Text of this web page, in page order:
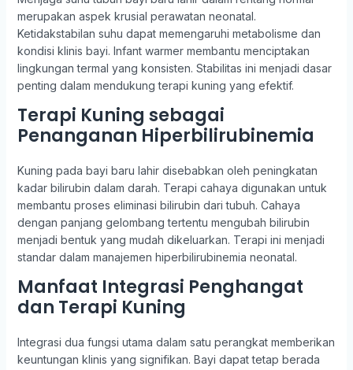
merupakan aspek krusial perawatan neonatal.
Ketidakstabilan suhu dapat memengaruhi metabolisme dan
kondisi klinis bayi. Infant warmer membantu menciptakan
lingkungan termal yang konsisten. Stabilitas ini menjadi dasar
penting dalam mendukung terapi kuning yang efektif.
Terapi Kuning sebagai
Penanganan Hiperbilirubinemia
Kuning pada bayi baru lahir disebabkan oleh peningkatan
kadar bilirubin dalam darah. Terapi cahaya digunakan untuk
membantu proses eliminasi bilirubin dari tubuh. Cahaya
dengan panjang gelombang tertentu mengubah bilirubin
menjadi bentuk yang mudah dikeluarkan. Terapi ini menjadi
standar dalam manajemen hiperbilirubinemia neonatal.
Manfaat Integrasi Penghangat
dan Terapi Kuning
Integrasi dua fungsi utama dalam satu perangkat memberikan
keuntungan klinis yang signifikan. Bayi dapat tetap berada